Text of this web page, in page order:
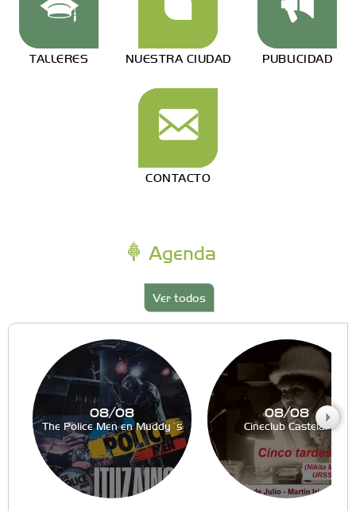
TALLERES NUESTRA CIUDAD PUBLICIDAD
CONTACTO
Agenda
Ver todos
08/08
The Police Men en Muddy´s
08/08
Cineclub Castelar